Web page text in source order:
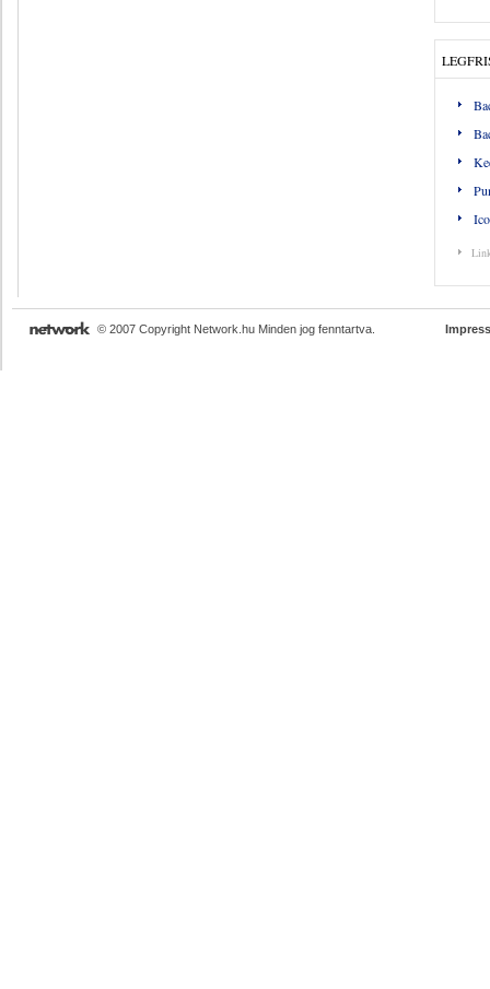
© 2007 Copyright Network.hu Minden jog fenntartva.